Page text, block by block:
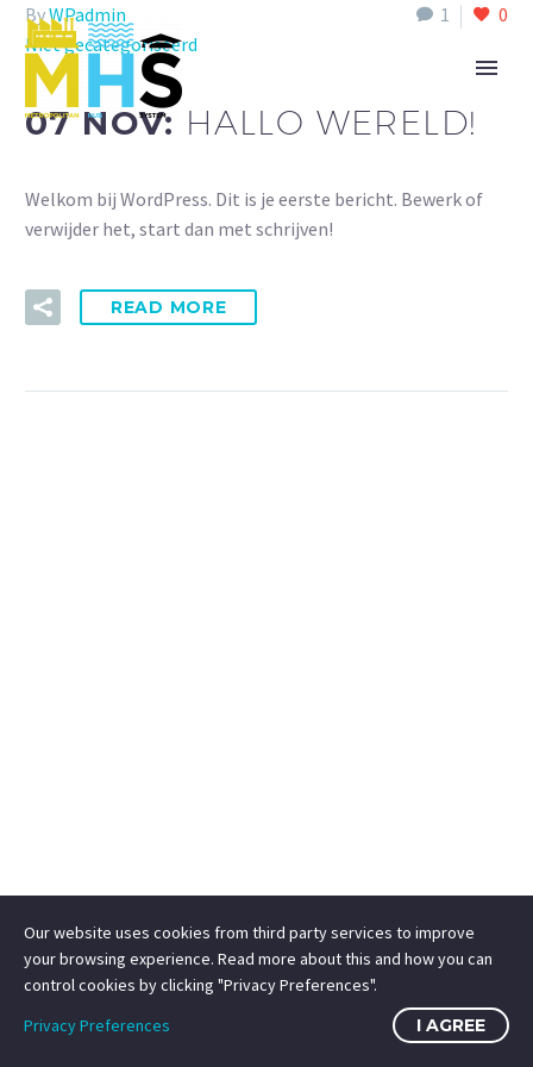
1 0
ByWPadmin
Niet gecategoriseerd
07 NOV: HALLO WERELD!
Welkom bij WordPress. Dit is je eerste bericht. Bewerk of
verwijder het, start dan met schrijven!
READ MORE
Our website uses cookies from third party services to improve
your browsing experience. Read more about this and how you can
control cookies by clicking "Privacy Preferences".
Privacy Preferences
I AGREE